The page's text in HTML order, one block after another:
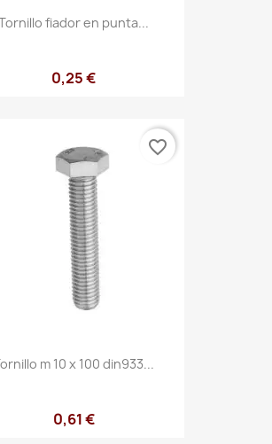
fiador en punta...
0,25 €
m 10 x 100 din933...
0,61 €
favorite_border